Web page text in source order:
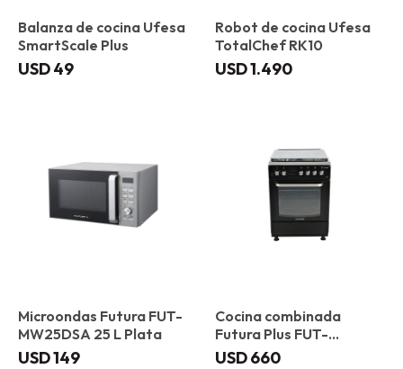
Balanza de cocina Ufesa
SmartScale Plus
USD49
Robot de cocina Ufesa
TotalChef RK10
USD1.490
Microondas Futura FUT-
MW25DSA 25 L Plata
USD149
Cocina combinada
Futura Plus FUT-
60CM4B Toledo
USD660